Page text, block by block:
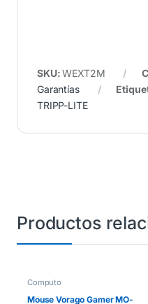
SKU:WEXT2M
Garantías
TRIPP-LITE
Productos
Computo
Mouse Vorago Gamer MO-